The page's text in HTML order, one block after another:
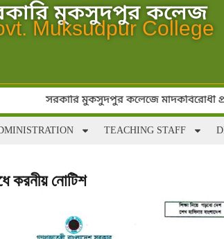
মুকসুদপুর কলেজ
Muksudpur College
সরকারি মুকসুদপুর কলেজে মাদকবিরোধী
TEACHING STAFF
করনীয় নোটিশ